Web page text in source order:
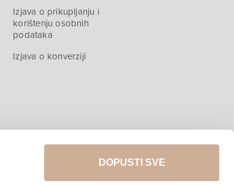
DOPUSTI SVE
Izjava o prikupljanju i
korištenju osobnih
podataka
Izjava o konverziji